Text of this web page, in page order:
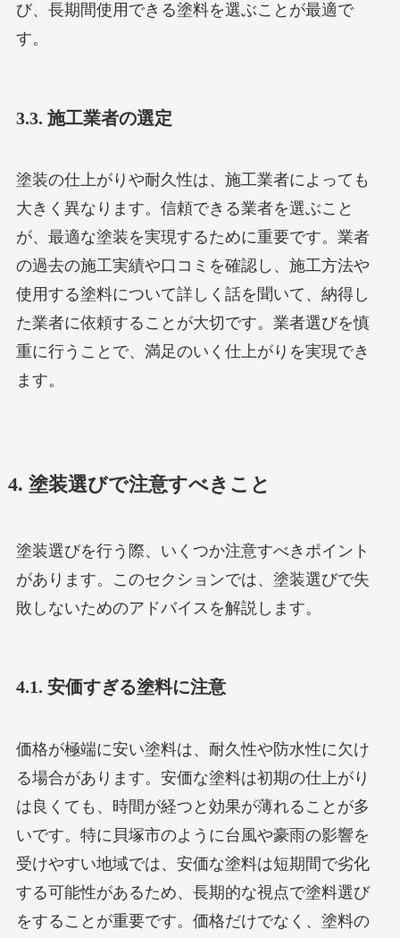
び、長期間使用できる塗料を選ぶことが最適で
す。
3.3. 施工業者の選定
塗装の仕上がりや耐久性は、施工業者によっても
大きく異なります。信頼できる業者を選ぶこと
が、最適な塗装を実現するために重要です。業者
の過去の施工実績や口コミを確認し、施工方法や
使用する塗料について詳しく話を聞いて、納得し
た業者に依頼することが大切です。業者選びを慎
重に行うことで、満足のいく仕上がりを実現でき
ます。
4. 塗装選びで注意すべきこと
塗装選びを行う際、いくつか注意すべきポイント
があります。このセクションでは、塗装選びで失
敗しないためのアドバイスを解説します。
4.1. 安価すぎる塗料に注意
価格が極端に安い塗料は、耐久性や防水性に欠け
る場合があります。安価な塗料は初期の仕上がり
は良くても、時間が経つと効果が薄れることが多
いです。特に貝塚市のように台風や豪雨の影響を
受けやすい地域では、安価な塗料は短期間で劣化
する可能性があるため、長期的な視点で塗料選び
をすることが重要です。価格だけでなく、塗料の